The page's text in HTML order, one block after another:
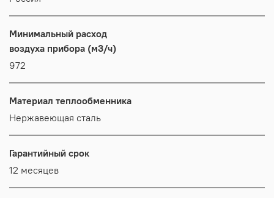
Минимальный расход
воздуха прибора (м3/ч)
972
Материал теплообменника
Нержавеющая сталь
Гарантийный срок
12 месяцев